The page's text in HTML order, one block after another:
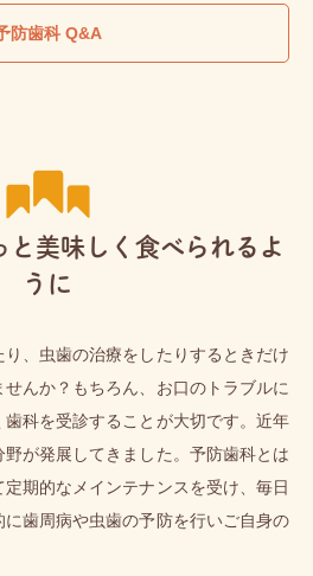
防歯科 Q&A
と美味しく食べられるよ
うに
、虫歯の治療をしたりするときだけ
んか？もちろん、お口のトラブルに
科を受診することが大切です。近年
が発展してきました。予防歯科とは
期的なメインテナンスを受け、毎日
歯周病や虫歯の予防を行いご自身の